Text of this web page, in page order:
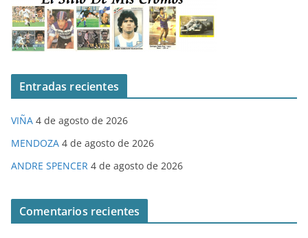
Entradas recientes
VIÑA 4 de agosto de 2026
MENDOZA 4 de agosto de 2026
ANDRE SPENCER 4 de agosto de 2026
Comentarios recientes